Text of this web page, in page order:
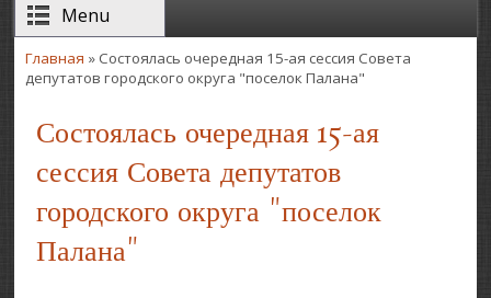
Menu
Вы здесь
Главная » Состоялась очередная 15-ая сессия Совета
депутатов городского округа "поселок Палана"
Состоялась очередная 15-ая
сессия Совета депутатов
городского округа "поселок
Палана"